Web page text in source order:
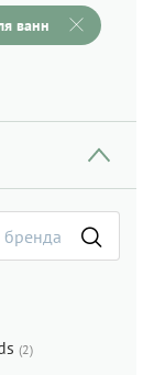
ванн
(2)